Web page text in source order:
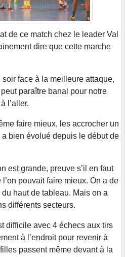
de ce match chez le leader Val
dire que cette marche
face à la meilleure attaque,
paraître banal pour notre
l’aller.
faire mieux, les accrocher un
bien évolué depuis le début de
est grande, preuve s’il en faut
pouvait faire mieux. On a de
haut de tableau. Mais on a
différents secteurs.
difficile avec 4 échecs aux tirs
à l’endroit pour revenir à
passent même devant à la